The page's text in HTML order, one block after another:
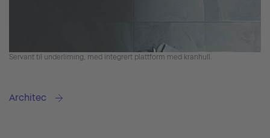
Servant til underliming, med integrert plattform med kranhull.
Architec